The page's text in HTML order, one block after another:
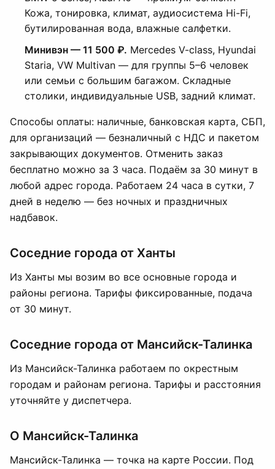
Кожа, тонировка, климат, аудиосистема Hi-Fi,
бутилированная вода, влажные салфетки.
Минивэн — 11 500 ₽. Mercedes V-class, Hyundai
Staria, VW Multivan — для группы 5–6 человек
или семьи с большим багажом. Складные
столики, индивидуальные USB, задний климат.
Способы оплаты: наличные, банковская карта, СБП,
для организаций — безналичный с НДС и пакетом
закрывающих документов. Отменить заказ
бесплатно можно за 3 часа. Подаём за 30 минут в
любой адрес города. Работаем 24 часа в сутки, 7
дней в неделю — без ночных и праздничных
надбавок.
Соседние города от Ханты
Из Ханты мы возим во все основные города и
районы региона. Тарифы фиксированные, подача
от 30 минут.
Соседние города от Мансийск-Талинка
Из Мансийск-Талинка работаем по окрестным
городам и районам региона. Тарифы и расстояния
уточняйте у диспетчера.
О Мансийск-Талинка
Мансийск-Талинка — точка на карте России. Под